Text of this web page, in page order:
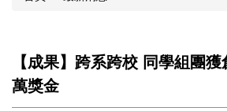
【成果】跨系跨校 同學組團
萬獎金